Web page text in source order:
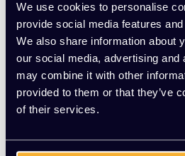
We use cookies to personalise
provide social media features
We also share information about
our social media, advertising and
may combine it with other
provided to them or that they’ve
of their services.
Toevoegen aan
Vraag jouw
Gratis montage